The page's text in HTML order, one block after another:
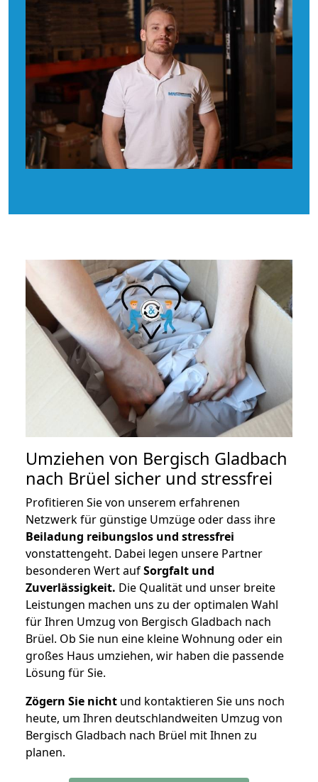
Umziehen von Bergisch Gladbach
nach Brüel sicher und stressfrei
Profitieren Sie von unserem erfahrenen
Netzwerk für günstige Umzüge oder dass ihre
Beiladung reibungslos und stressfrei
vonstattengeht. Dabei legen unsere Partner
besonderen Wert aufSorgfalt und
Zuverlässigkeit. Die Qualität und unser breite
Leistungen machen uns zu der optimalen Wahl
für Ihren Umzug von Bergisch Gladbach nach
Brüel. Ob Sie nun eine kleine Wohnung oder ein
großes Haus umziehen, wir haben die passende
Lösung für Sie.
Zögern Sie nicht und kontaktieren Sie uns noch
heute, um Ihren deutschlandweiten Umzug von
Bergisch Gladbach nach Brüel mit Ihnen zu
planen.